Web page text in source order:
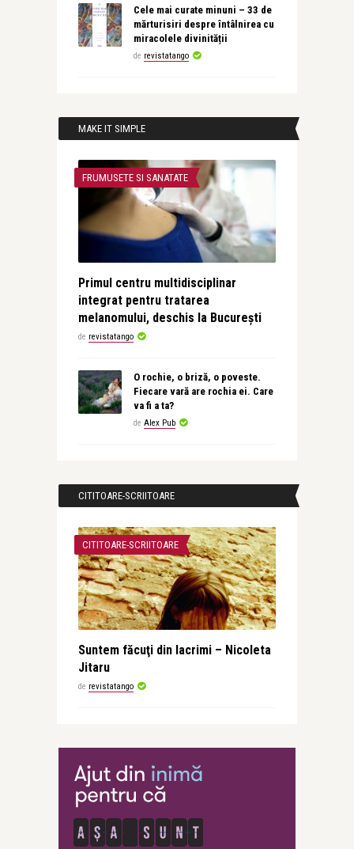
Cele mai curate minuni – 33 de
mărturisiri despre întâlnirea cu
miracolele divinității
de revistatango
MAKE IT SIMPLE
FRUMUSETE SI SANATATE
Primul centru multidisciplinar
integrat pentru tratarea
melanomului, deschis la București
de revistatango
O rochie, o briză, o poveste.
Fiecare vară are rochia ei. Care
va fi a ta?
de Alex Pub
CITITOARE-SCRIITOARE
CITITOARE-SCRIITOARE
Suntem făcuţi din lacrimi – Nicoleta
Jitaru
de revistatango